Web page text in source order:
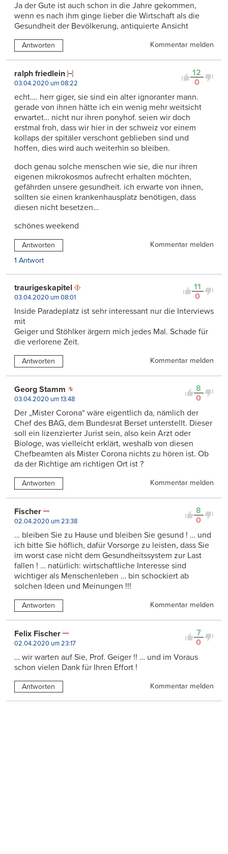
Ja der Gute ist auch schon in die Jahre gekommen,
wenn es nach ihm ginge lieber die Wirtschaft als die
Gesundheit der Bevölkerung, antiquierte Ansicht
Antworten Kommentar melden
12
0
ralph friedlein
03.04.2020 um 08:22
echt…. herr giger, sie sind ein alter ignoranter mann.
gerade von ihnen hätte ich ein wenig mehr weitsicht
erwartet… nicht nur ihren ponyhof. seien wir doch
erstmal froh, dass wir hier in der schweiz vor einem
kollaps der spitäler verschont geblieben sind und
hoffen, dies wird auch weiterhin so bleiben.
doch genau solche menschen wie sie, die nur ihren
eigenen mikrokosmos aufrecht erhalten möchten,
gefährden unsere gesundheit. ich erwarte von ihnen,
sollten sie einen krankenhausplatz benötigen, dass
diesen nicht besetzen…
schönes weekend
Antworten
Kommentar melden
1 Antwort
11
0
traurigeskapitel
03.04.2020 um 08:01
Inside Paradeplatz ist sehr interessant nur die Interviews
mit
Geiger und Stöhlker ärgern mich jedes Mal. Schade für
die verlorene Zeit.
Antworten Kommentar melden
8
0
Georg Stamm
03.04.2020 um 13:48
Der „Mister Corona“ wäre eigentlich da, nämlich der
Chef des BAG, dem Bundesrat Berset unterstellt. Dieser
soll ein lizenzierter Jurist sein, also kein Arzt oder
Biologe, was vielleicht erklärt, weshalb von diesen
Chefbeamten als Mister Corona nichts zu hören ist. Ob
da der Richtige am richtigen Ort ist ?
Antworten Kommentar melden
8
0
Fischer
02.04.2020 um 23:38
… bleiben Sie zu Hause und bleiben Sie gesund ! … und
ich bitte Sie höflich, dafür Vorsorge zu leisten, dass Sie
im worst case nicht dem Gesundheitssystem zur Last
fallen ! … natürlich: wirtschaftliche Interesse sind
wichtiger als Menschenleben … bin schockiert ab
solchen Ideen und Meinungen !!!
Antworten Kommentar melden
7
0
Felix Fischer
02.04.2020 um 23:17
… wir warten auf Sie, Prof. Geiger !! … und im Voraus
schon vielen Dank für Ihren Effort !
Antworten Kommentar melden